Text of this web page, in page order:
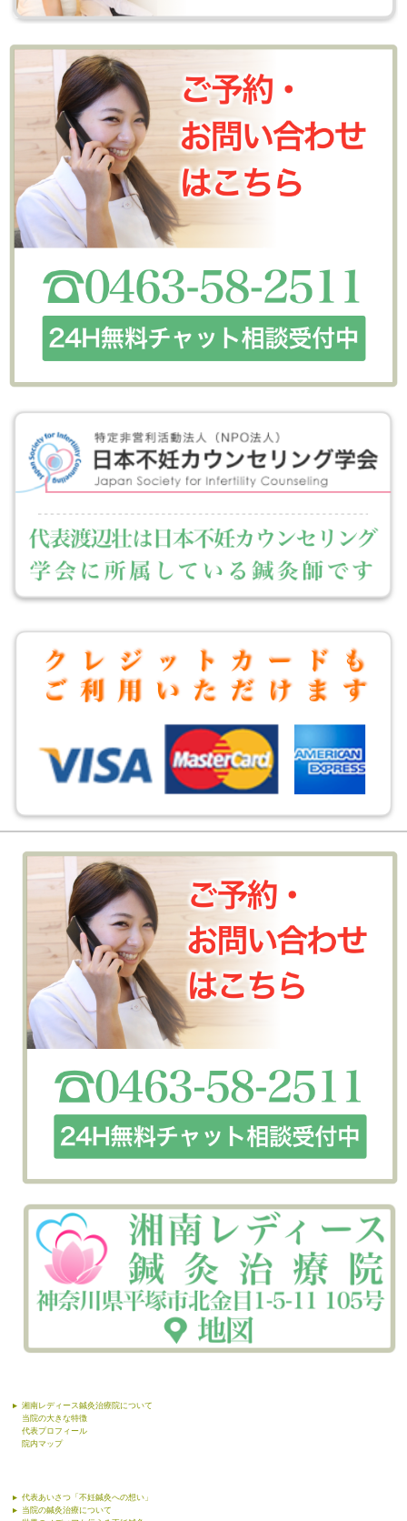
湘南レディース鍼灸治療院について
当院の大きな特徴
代表プロフィール
院内マップ
代表あいさつ「不妊鍼灸への想い」
当院の鍼灸治療について